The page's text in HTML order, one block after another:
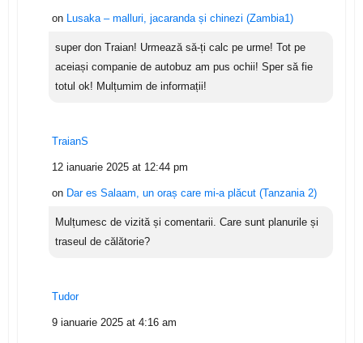
on Lusaka – malluri, jacaranda și chinezi (Zambia1)
super don Traian! Urmează să-ți calc pe urme! Tot pe
aceiași companie de autobuz am pus ochii! Sper să fie
totul ok! Mulțumim de informații!
TraianS
12 ianuarie 2025 at 12:44 pm
on Dar es Salaam, un oraș care mi-a plăcut (Tanzania 2)
Mulțumesc de vizită și comentarii. Care sunt planurile și
traseul de călătorie?
Tudor
9 ianuarie 2025 at 4:16 am